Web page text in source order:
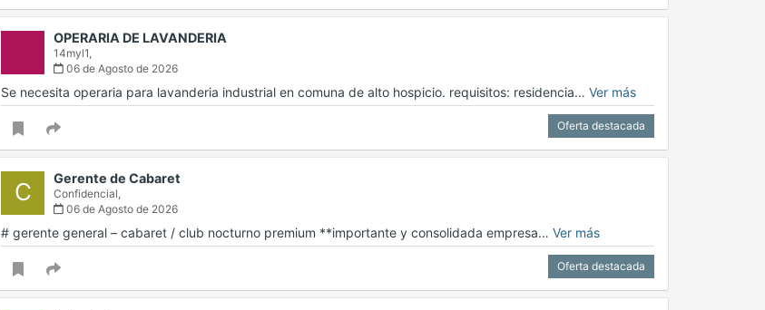
OPERARIA DE LAVANDERIA
14myl1,
06 de Agosto de 2026
Se necesita operaria para lavanderia industrial en comuna de alto hospicio. requisitos: residencia… Ver más
Oferta destacada
C Gerente de Cabaret
Confidencial,
06 de Agosto de 2026
# gerente general – cabaret / club nocturno premium **importante y consolidada empresa… Ver más
Oferta destacada